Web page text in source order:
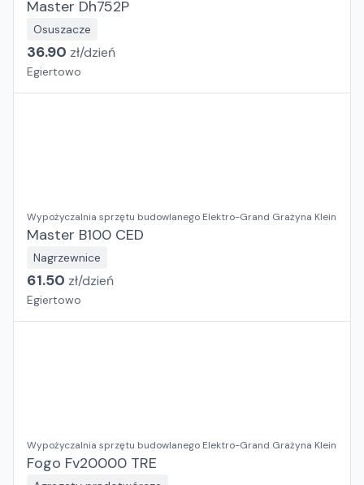
Master Dh752P
Osuszacze
36.90 zł/dzień
Egiertowo
Wypożyczalnia sprzętu budowlanego Elektro-Grand Grażyna Klein
Master B100 CED
Nagrzewnice
61.50 zł/dzień
Egiertowo
Wypożyczalnia sprzętu budowlanego Elektro-Grand Grażyna Klein
Fogo Fv20000 TRE